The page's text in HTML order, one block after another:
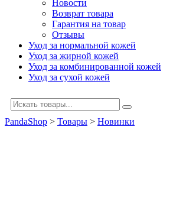
Новости
Возврат товара
Гарантия на товар
Отзывы
Уход за нормальной кожей
Уход за жирной кожей
Уход за комбинированной кожей
Уход за сухой кожей
PandaShop > Товары > Новинки